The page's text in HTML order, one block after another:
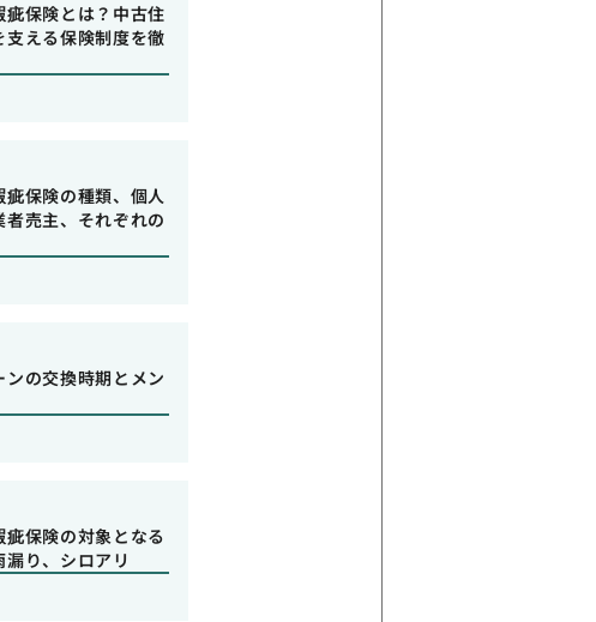
保険とは？中古住
える保険制度を徹
保険の種類、個人
売主、それぞれの
の交換時期とメン
保険の対象となる
り、シロアリ